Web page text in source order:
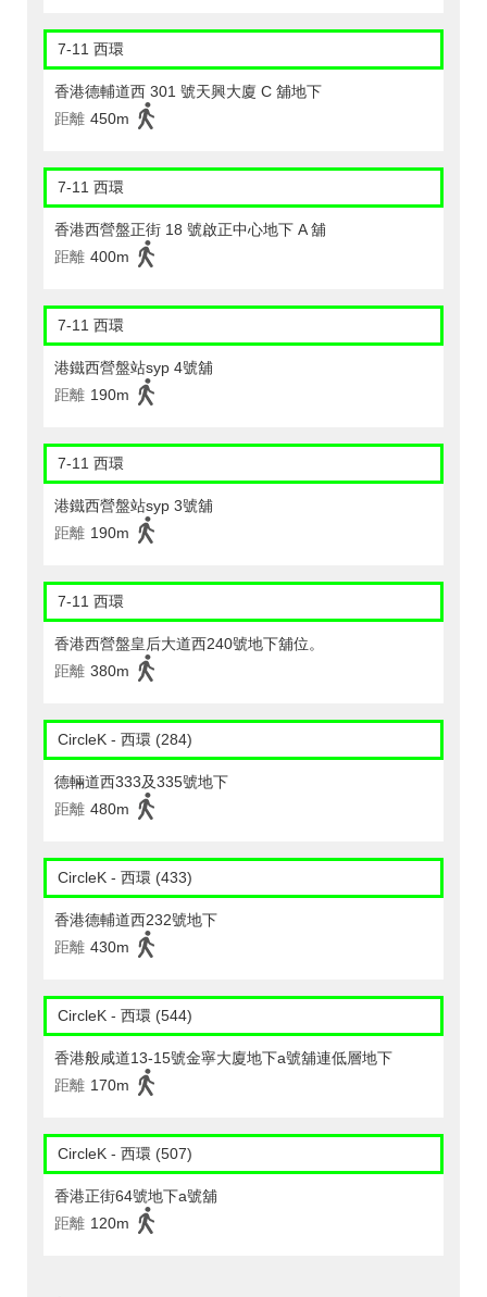
7-11 西環
香港德輔道西 301 號天興大廈 C 舖地下
距離 450m
7-11 西環
香港西營盤正街 18 號啟正中心地下 A 舖
距離 400m
7-11 西環
港鐵西營盤站syp 4號舖
距離 190m
7-11 西環
港鐵西營盤站syp 3號舖
距離 190m
7-11 西環
香港西營盤皇后大道西240號地下舖位。
距離 380m
CircleK - 西環 (284)
德輛道西333及335號地下
距離 480m
CircleK - 西環 (433)
香港德輔道西232號地下
距離 430m
CircleK - 西環 (544)
香港般咸道13-15號金寧大廈地下a號舖連低層地下
距離 170m
CircleK - 西環 (507)
香港正街64號地下a號舖
距離 120m